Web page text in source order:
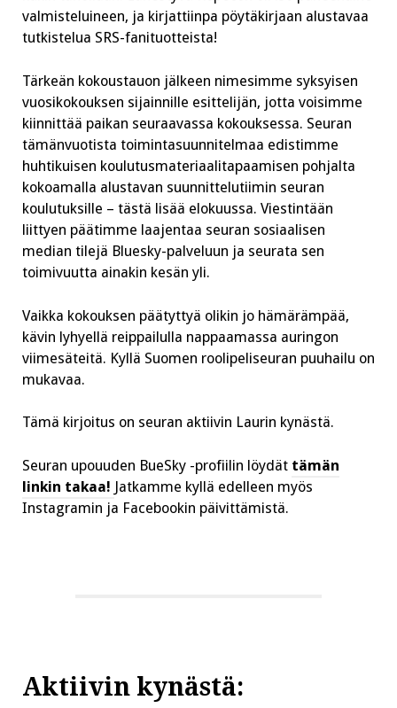
valmisteluineen, ja kirjattiinpa pöytäkirjaan alustavaa
tutkistelua SRS-fanituotteista!
Tärkeän kokoustauon jälkeen nimesimme syksyisen
vuosikokouksen sijainnille esittelijän, jotta voisimme
kiinnittää paikan seuraavassa kokouksessa. Seuran
tämänvuotista toimintasuunnitelmaa edistimme
huhtikuisen koulutusmateriaalitapaamisen pohjalta
kokoamalla alustavan suunnittelutiimin seuran
koulutuksille – tästä lisää elokuussa. Viestintään
liittyen päätimme laajentaa seuran sosiaalisen
median tilejä Bluesky-palveluun ja seurata sen
toimivuutta ainakin kesän yli.
Vaikka kokouksen päätyttyä olikin jo hämärämpää,
kävin lyhyellä reippailulla nappaamassa auringon
viimesäteitä. Kyllä Suomen roolipeliseuran puuhailu on
mukavaa.
Tämä kirjoitus on seuran aktiivin Laurin kynästä.
Seuran upouuden BueSky -profiilin löydät tämän
linkin takaa! Jatkamme kyllä edelleen myös
Instagramin ja Facebookin päivittämistä.
Aktiivin kynästä: